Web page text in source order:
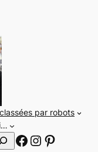
par robots
Facebook
Instagram